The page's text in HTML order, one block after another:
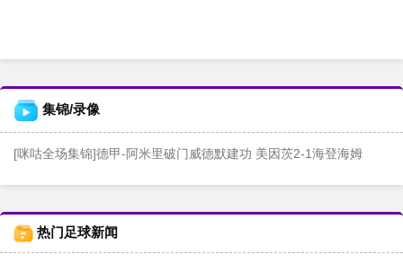
集锦/录像
[咪咕全场集锦]德甲-阿米里破门威德默建功 美因茨2-1海登海姆
热门足球新闻